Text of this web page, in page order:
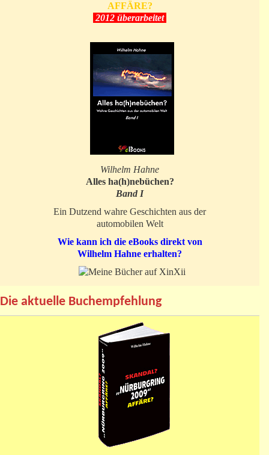
AFFÄRE?
2012 überarbeitet
Wilhelm Hahne
Alles ha(h)nebüchen?
Band I
Ein Dutzend wahre Geschichten aus der
automobilen Welt
Wie kann ich die eBooks direkt von
Wilhelm Hahne erhalten?
Die aktuelle Buchempfehlung